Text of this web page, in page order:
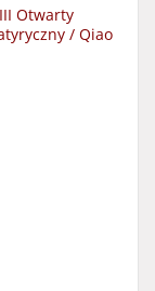
Otwarty
/ Qiao